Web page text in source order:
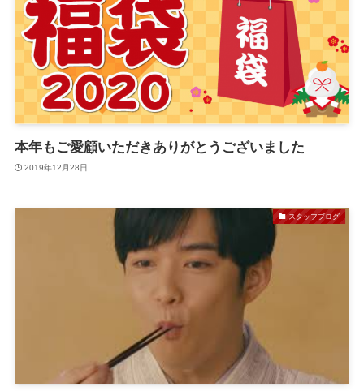
本年もご愛顧いただきありがとうございました
2019年12月28日
スタッフブログ